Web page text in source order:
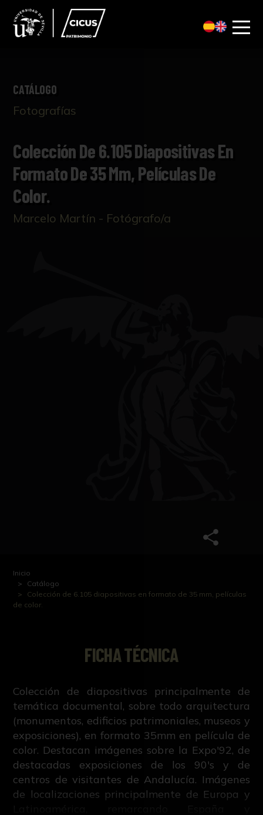
CATÁLOGO
Fotografías
Colección De 6.105 Diapositivas En
Formato De 35 Mm, Películas De
Color.
Marcelo Martín - Fotógrafo/a
Inicio
Catálogo
Colección de 6.105 diapositivas en formato de 35 mm, películas
de color.
FICHA TÉCNICA
Colección de diapositivas principalmente de
temática documental, sobre todo arquitectura
(monumentos, edificios patrimoniales, museos y
exposiciones), en formato 35mm en película de
color. Destacan imágenes sobre la Expo'92, de
destacadas exposiciones de los 90's y de
centros de visitantes de Andalucía. Imágenes
de localizaciones principalmente de Europa y